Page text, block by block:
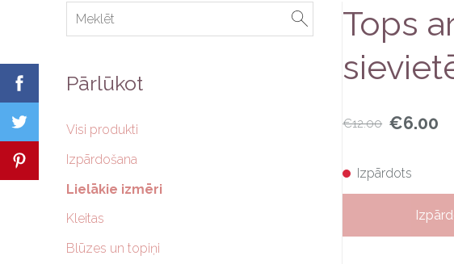
Pārlūkot
Visi produkti
Izpārdošana
Lielākie izmēri
Kleitas
Blūzes un topiņi
Tops
€12.00 €6.00
Izpārdots